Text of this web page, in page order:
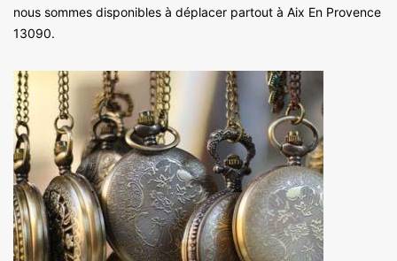
nous sommes disponibles à déplacer partout à Aix En Provence
13090.